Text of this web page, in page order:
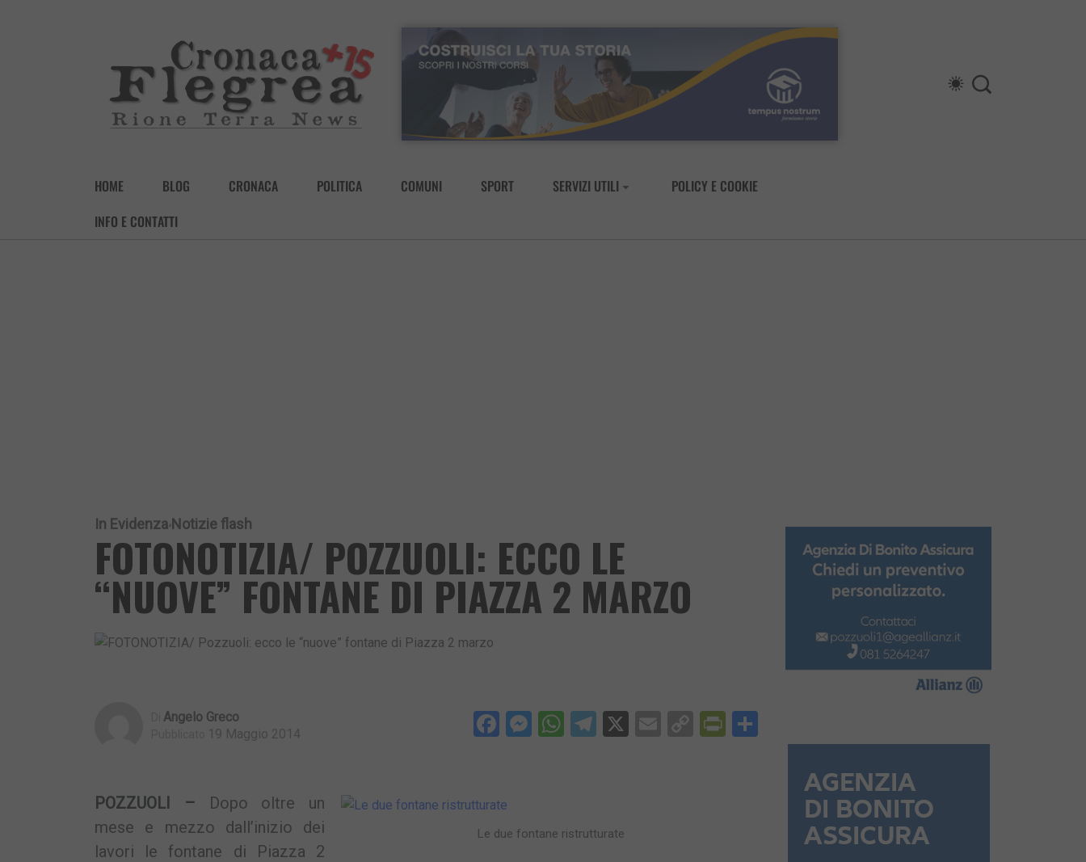
HOME BLOG CRONACA POLITICA COMUNI SPORT SERVIZI UTILI
POLICY E COOKIE
INFO E CONTATTI
In Evidenza Notizie flash
FOTONOTIZIA/ POZZUOLI: ECCO LE
“NUOVE” FONTANE DI PIAZZA 2 MARZO
Angelo Greco
19 Maggio 2014 Facebook
Messenger
WhatsApp
Telegram
X EmailCopyPrintFriendly
Le due fontane ristrutturate
POZZUOLI – Dopo oltre un
mese e mezzo dall’inizio dei
lavori le fontane di Piazza 2